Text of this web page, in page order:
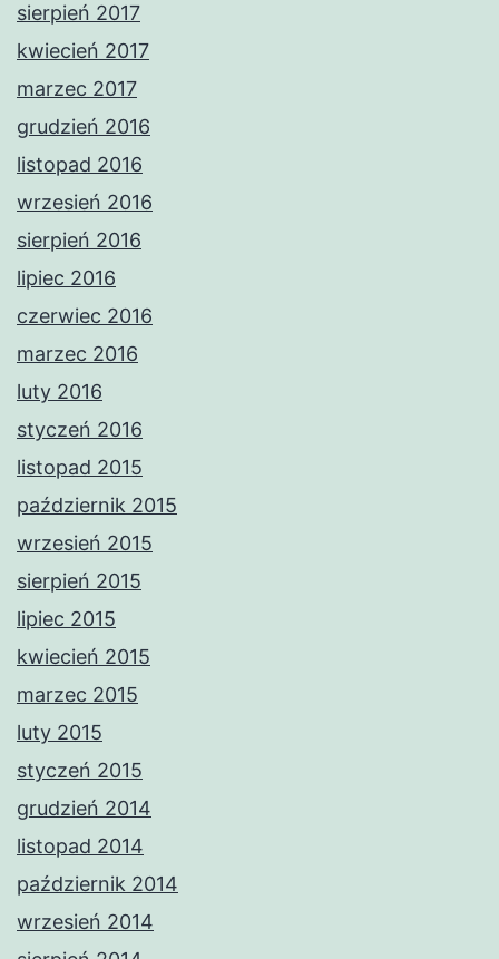
sierpień 2017
kwiecień 2017
marzec 2017
grudzień 2016
listopad 2016
wrzesień 2016
sierpień 2016
lipiec 2016
czerwiec 2016
marzec 2016
luty 2016
styczeń 2016
listopad 2015
październik 2015
wrzesień 2015
sierpień 2015
lipiec 2015
kwiecień 2015
marzec 2015
luty 2015
styczeń 2015
grudzień 2014
listopad 2014
październik 2014
wrzesień 2014